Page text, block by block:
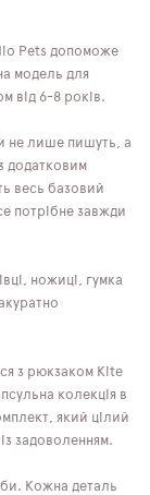
Pets допоможе
модель для
від 6-8 років.
не лише пишуть, а
додатковим
весь базовий
потрібне завжди
ножиці, гумка
з рюкзаком Kite
колекція в
який цілий
задоволенням.
Кожна деталь